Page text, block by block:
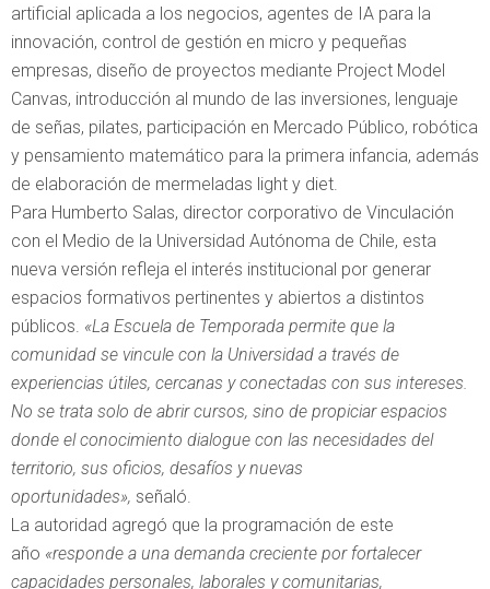
artificial aplicada a los negocios, agentes de IA para la
innovación, control de gestión en micro y pequeñas
empresas, diseño de proyectos mediante Project Model
Canvas, introducción al mundo de las inversiones, lenguaje
de señas, pilates, participación en Mercado Público, robótica
y pensamiento matemático para la primera infancia, además
de elaboración de mermeladas light y diet.
Para Humberto Salas, director corporativo de Vinculación
con el Medio de la Universidad Autónoma de Chile, esta
nueva versión refleja el interés institucional por generar
espacios formativos pertinentes y abiertos a distintos
públicos. «La Escuela de Temporada permite que la
comunidad se vincule con la Universidad a través de
experiencias útiles, cercanas y conectadas con sus intereses.
No se trata solo de abrir cursos, sino de propiciar espacios
donde el conocimiento dialogue con las necesidades del
territorio, sus oficios, desafíos y nuevas
oportunidades», señaló.
La autoridad agregó que la programación de este
año «responde a una demanda creciente por fortalecer
capacidades personales, laborales y comunitarias,